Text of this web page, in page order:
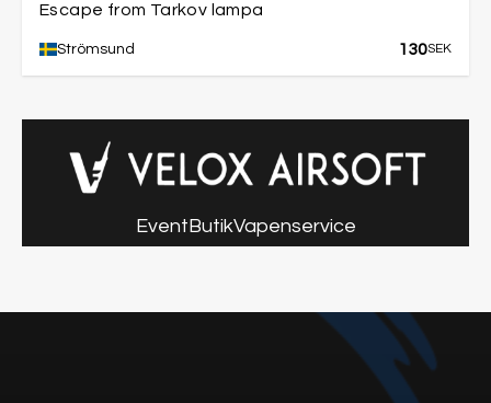
Escape from Tarkov lampa
Strömsund 130SEK
EventButikVapenservice